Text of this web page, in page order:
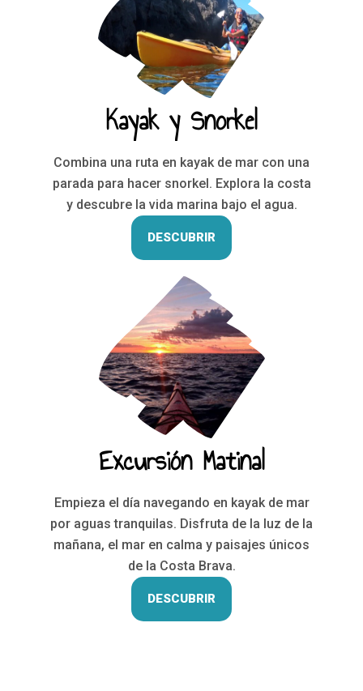
Kayak y Snorkel
Combina una ruta en kayak de mar con una
parada para hacer snorkel. Explora la costa
y descubre la vida marina bajo el agua.
DESCUBRIR
Excursión Matinal
Empieza el día navegando en kayak de mar
por aguas tranquilas. Disfruta de la luz de la
mañana, el mar en calma y paisajes únicos
de la Costa Brava.
DESCUBRIR